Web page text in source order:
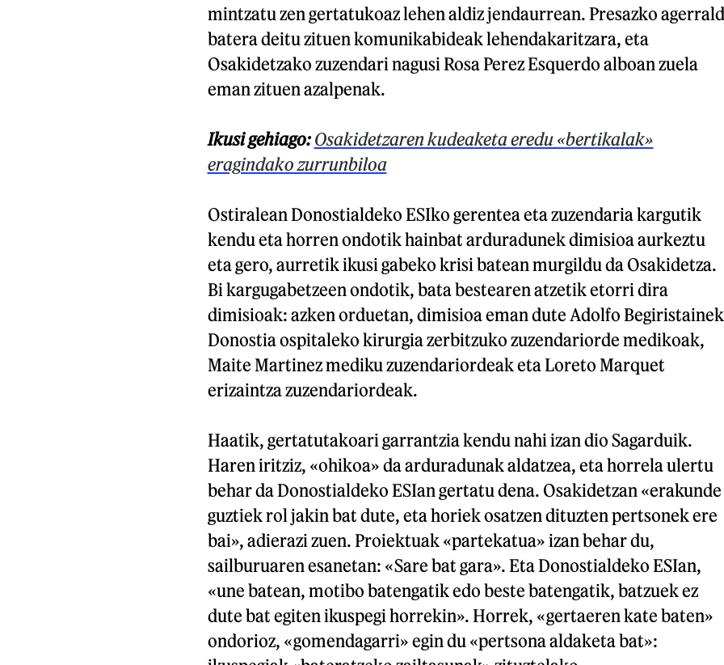
mintzatu zen gertatukoaz lehen aldiz jendaurrean. Presazko
batera deitu zituen komunikabideak lehendakaritzara, eta
Osakidetzako zuzendari nagusi Rosa Perez Esquerdo alboan zuela
eman zituen azalpenak.
Ikusi gehiago: Osakidetzaren kudeaketa eredu «bertikalak»
eragindako zurrunbiloa
Ostiralean Donostialdeko ESIko gerentea eta zuzendaria kargutik
kendu eta horren ondotik hainbat arduradunek dimisioa aurkeztu
eta gero, aurretik ikusi gabeko krisi batean murgildu da Osakidetza.
Bi kargugabetzeen ondotik, bata bestearen atzetik etorri dira
dimisioak: azken orduetan, dimisioa eman dute Adolfo
Donostia ospitaleko kirurgia zerbitzuko zuzendariorde medikoak,
Maite Martinez mediku zuzendariordeak eta Loreto Marquet
erizaintza zuzendariordeak.
Haatik, gertatutakoari garrantzia kendu nahi izan dio Sagarduik.
Haren iritziz, «ohikoa» da arduradunak aldatzea, eta horrela ulertu
behar da Donostialdeko ESIan gertatu dena. Osakidetzan «erakunde
guztiek rol jakin bat dute, eta horiek osatzen dituzten pertsonek ere
bai», adierazi zuen. Proiektuak «partekatua» izan behar du,
sailburuaren esanetan: «Sare bat gara». Eta Donostialdeko ESIan,
«une batean, motibo batengatik edo beste batengatik, batzuek ez
dute bat egiten ikuspegi horrekin». Horrek, «gertaeren kate baten»
ondorioz, «gomendagarri» egin du «pertsona aldaketa bat»: